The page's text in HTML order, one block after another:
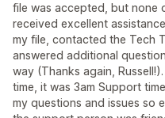
file was accepted, but none
received excellent
my file, contacted the Tech
answered additional
way (Thanks again,
time, it was 3am Support
my questions and issues so